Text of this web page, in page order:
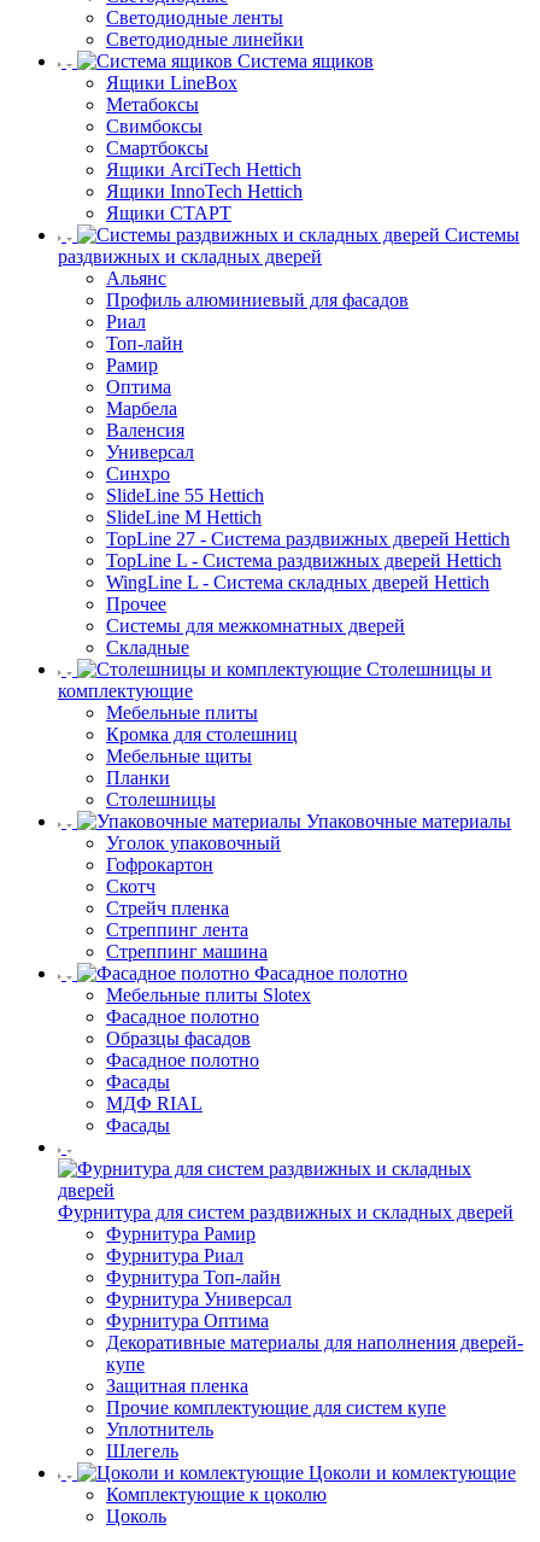
Светодиодные ленты
Светодиодные линейки
Система ящиков
Ящики LineBox
Метабоксы
Свимбоксы
Смартбоксы
Ящики ArciTech Hettich
Ящики InnoTech Hettich
Ящики СТАРТ
Системы
раздвижных и складных дверей
Альянс
Профиль алюминиевый для фасадов
Риал
Топ-лайн
Рамир
Оптима
Марбела
Валенсия
Универсал
Синхро
SlideLine 55 Hettich
SlideLine M Hettich
TopLine 27 - Система раздвижных дверей Hettich
TopLine L - Система раздвижных дверей Hettich
WingLine L - Система складных дверей Hettich
Прочее
Системы для межкомнатных дверей
Складные
Столешницы и
комплектующие
Мебельные плиты
Кромка для столешниц
Мебельные щиты
Планки
Столешницы
Упаковочные материалы
Уголок упаковочный
Гофрокартон
Скотч
Стрейч пленка
Стреппинг лента
Стреппинг машина
Фасадное полотно
Мебельные плиты Slotex
Фасадное полотно
Образцы фасадов
Фасадное полотно
Фасады
МДФ RIAL
Фасады
Фурнитура для систем раздвижных и складных дверей
Фурнитура Рамир
Фурнитура Риал
Фурнитура Топ-лайн
Фурнитура Универсал
Фурнитура Оптима
Декоративные материалы для наполнения дверей-
купе
Защитная пленка
Прочие комплектующие для систем купе
Уплотнитель
Шлегель
Цоколи и комлектующие
Комплектующие к цоколю
Цоколь